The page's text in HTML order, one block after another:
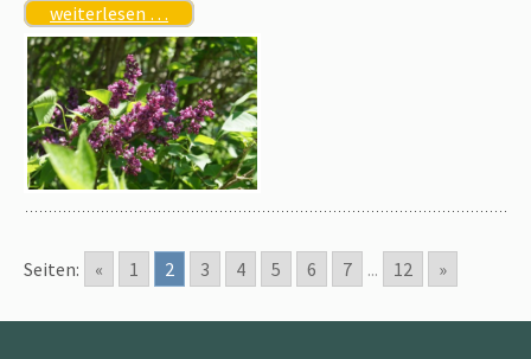
weiterlesen …
Seiten: « 1 2 3 4 5 6 7 ... 12 »